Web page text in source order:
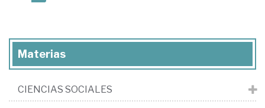
Materias
CIENCIAS SOCIALES